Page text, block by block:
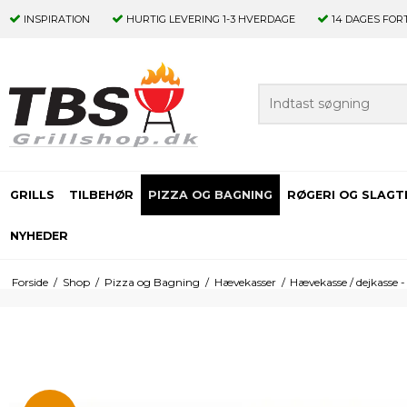
INSPIRATION HURTIG LEVERING 1-3 HVERDAGE 14 DAGES
GRILLS TILBEHØR PIZZA OG BAGNING RØGERI OG
NYHEDER
Forside / Shop / Pizza og Bagning / Hævekasser / Hævekasse / dejkasse